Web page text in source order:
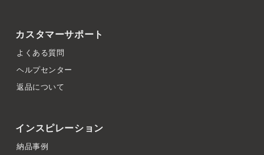
カスタマーサポート
よくある質問
ヘルプセンター
返品について
インスピレーション
納品事例